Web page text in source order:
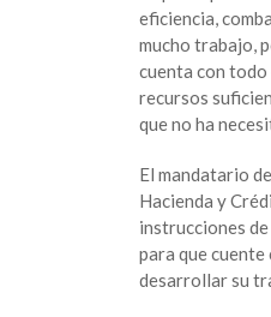
eficiencia,
mucho trabajo,
cuenta con
recursos
que no ha
El mandatario
Hacienda y
instrucciones
para que
desarrollar su